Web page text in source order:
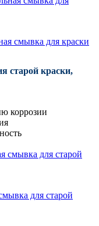
смывка для краски
старой краски,
коррозии
для старой